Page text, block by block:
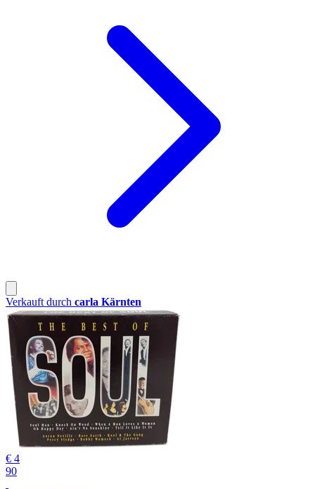
Verkauft durch carla Kärnten
€ 4
90